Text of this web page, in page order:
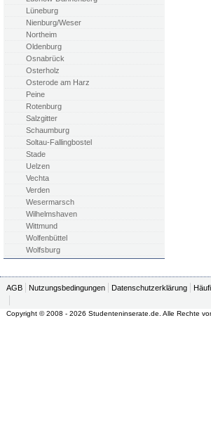
Lüneburg
Nienburg/Weser
Northeim
Oldenburg
Osnabrück
Osterholz
Osterode am Harz
Peine
Rotenburg
Salzgitter
Schaumburg
Soltau-Fallingbostel
Stade
Uelzen
Vechta
Verden
Wesermarsch
Wilhelmshaven
Wittmund
Wolfenbüttel
Wolfsburg
AGB Nutzungsbedingungen Datenschutzerklärung
Copyright © 2008 - 2026 Studenteninserate.de. Alle Rechte